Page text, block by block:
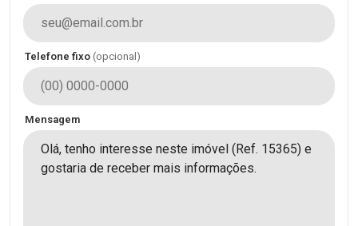
Telefone fixo (opcional)
Mensagem